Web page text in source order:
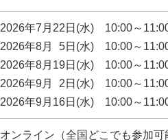
2026年7月22日(水) 10:00～
2026年8月 5日(水) 10:00～
2026年8月19日(水) 10:00～
2026年9月 2日(水) 10:00～
2026年9月16日(水) 10:00～
オンライン（全国どこでも参加可